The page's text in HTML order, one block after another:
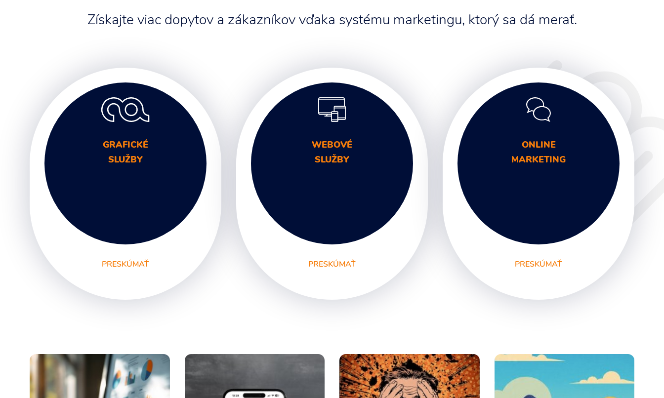
Získajte viac dopytov a zákazníkov vďaka systému marketingu, ktorý sa dá merať.
GRAFICKÉ
SLUŽBY
PRESKÚMAŤ
Grafický Dizajn
Foto a Video
Letáky a Propagačné materiály
WEBOVÉ
SLUŽBY
PRESKÚMAŤ
Unikátne webstránky
ONLINE
MARKETING
PRESKÚMAŤ
Content Marketing